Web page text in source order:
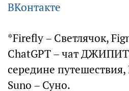
ВКонтакте
*Firefly – Светлячок,
ChatGPT – чат
середине
Suno – Суно.